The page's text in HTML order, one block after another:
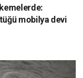
mobilya devi